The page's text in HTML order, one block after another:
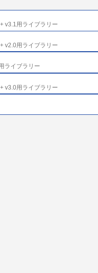
v3.1用ライブラリー
v2.0用ライブラリー
ライブラリー
v3.0用ライブラリー